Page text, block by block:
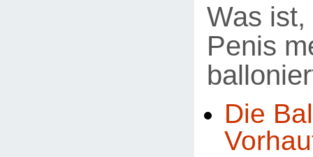
Was
Penis
Die